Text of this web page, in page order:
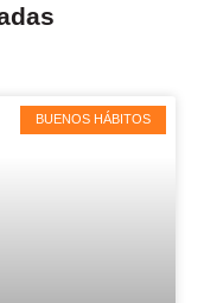
BUENOS HÁBITOS